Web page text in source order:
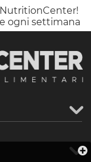
ogni settimana